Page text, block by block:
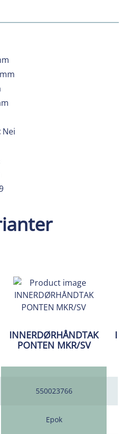
Nei
INNERDØRHÅNDTAK
PONTEN MKR/SV
550023766
Epok